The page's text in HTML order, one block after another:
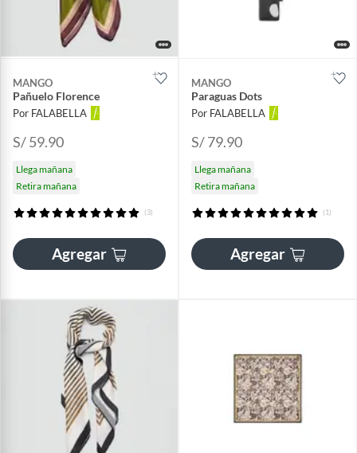
MANGO
Pañuelo Florence
Por FALABELLA
S/ 59.90
Llega mañana
Retira mañana
(3)
Agregar
MANGO
Paraguas Dots
Por FALABELLA
S/ 79.90
Llega mañana
Retira mañana
(1)
Agregar